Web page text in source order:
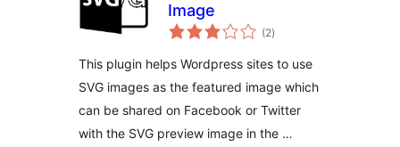
Image
(2कुल
दर)
This plugin helps Wordpress sites to use
SVG images as the featured image which
can be shared on Facebook or Twitter
with the SVG preview image in the …